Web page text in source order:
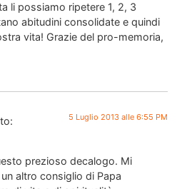
li possiamo ripetere 1, 2, 3
abitudini consolidate e quindi
vita! Grazie del pro-memoria,
5 Luglio 2013 alle 6:55 PM
prezioso decalogo. Mi
altro consiglio di Papa